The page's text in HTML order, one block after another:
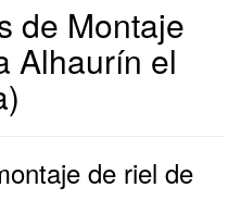
de Montaje
Alhaurín el
de riel de